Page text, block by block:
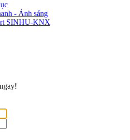
- Ánh sáng
SINHU-KNX
ngay!